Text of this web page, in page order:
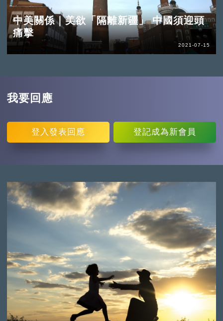
中美關係｜美欲「隔離新疆」 中國須迎頭
痛擊
2021-07-15
我要回應
登入 發表回應 登記成為新會員